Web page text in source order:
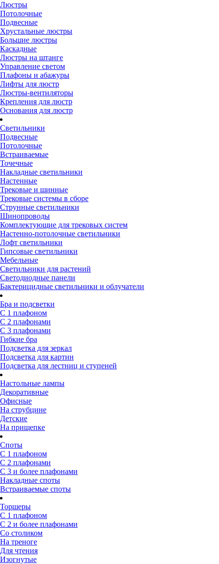
Люстры
Потолочные
Подвесные
Хрустальные люстры
Большие люстры
Каскадные
Люстры на штанге
Управление светом
Плафоны и абажуры
Лифты для люстр
Люстры-вентиляторы
Крепления для люстр
Основания для люстр
Светильники
Подвесные
Потолочные
Встраиваемые
Точечные
Накладные светильники
Настенные
Трековые и шинные
Трековые системы в сборе
Струнные светильники
Шинопроводы
Комплектующие для трековых систем
Настенно-потолочные светильники
Лофт светильники
Гипсовые светильники
Мебельные
Светильники для растений
Светодиодные панели
Бактерицидные светильники и облучатели
Бра и подсветки
С 1 плафоном
С 2 плафонами
С 3 плафонами
Гибкие бра
Подсветка для зеркал
Подсветка для картин
Подсветка для лестниц и ступеней
Настольные лампы
Декоративные
Офисные
На струбцине
Детские
На прищепке
Споты
С 1 плафоном
С 2 плафонами
С 3 и более плафонами
Накладные споты
Встраиваемые споты
Торшеры
С 1 плафоном
С 2 и более плафонами
Со столиком
На треноге
Для чтения
Изогнутые